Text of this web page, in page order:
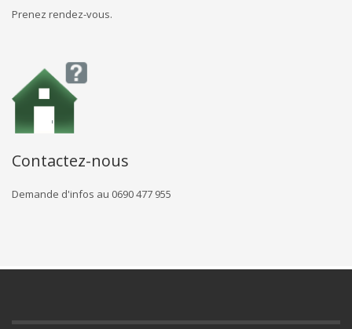
Prenez rendez-vous.
Contactez-nous
Demande d'infos au 0690 477 955